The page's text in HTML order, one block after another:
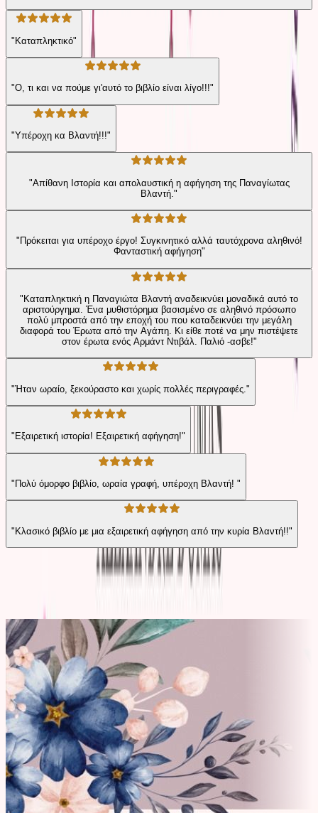
"Καταπληκτικό"
"Ο, τι και να πούμε γι'αυτό το βιβλίο είναι λίγο!!!"
"Υπέροχη κα Βλαντή!!!"
"Απίθανη Ιστορία και απολαυστική η αφήγηση της Παναγίωτας
Βλαντή."
"Πρόκειται για υπέροχο έργο! Συγκινητικό αλλά ταυτόχρονα αληθινό!
Φανταστική αφήγηση"
"Καταπληκτική η Παναγιώτα Βλαντή αναδεικνύει μοναδικά αυτό το
αριστούργημα. Ένα μυθιστόρημα βασισμένο σε αληθινό πρόσωπο
πολύ μπροστά από την εποχή του που καταδεικνύει την μεγάλη
διαφορά του Έρωτα από την Αγάπη. Κι είθε ποτέ να μην πιστέψετε
στον έρωτα ενός Αρμάντ Ντιβάλ. Παλιό -ασβε!"
"Ήταν ωραίο, ξεκούραστο και χωρίς πολλές περιγραφές."
"Εξαιρετική ιστορία! Εξαιρετική αφήγηση!"
"Πολύ όμορφο βιβλίο, ωραία γραφή, υπέροχη Βλαντή! "
"Κλασικό βιβλίο με μια εξαιρετική αφήγηση από την κυρία Βλαντή!!"
Από την ίδια σειρά